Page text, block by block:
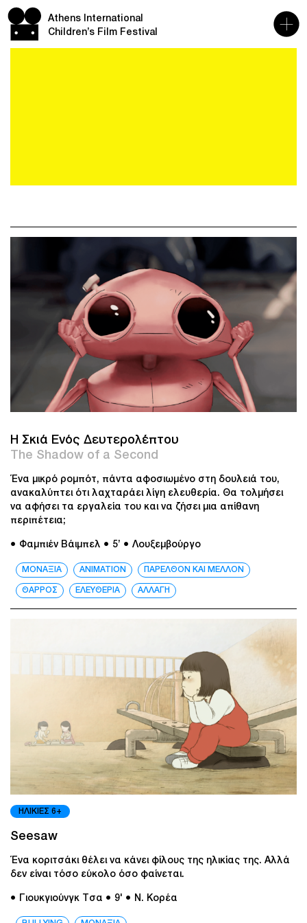
Athens International
Children’s Film Festival
Η Σκιά Ενός Δευτερολέπτου
The Shadow of a Second
Ένα μικρό ρομπότ, πάντα αφοσιωμένο στη δουλειά του,
ανακαλύπτει ότι λαχταράει λίγη ελευθερία. Θα τολμήσει
να αφήσει τα εργαλεία του και να ζήσει μια απίθανη
περιπέτεια;
● Φαμπιέν Βάιμπελ ● 5’ ● Λουξεμβούργο
ΜΟΝΑΞΙΑ ANIMATION ΠΑΡΕΛΘΟΝ ΚΑΙ ΜΕΛΛΟΝ
ΘΑΡΡΟΣ ΕΛΕΥΘΕΡΙΑ ΑΛΛΑΓΗ
ΗΛΙΚΙΕΣ 6+
Seesaw
Ένα κοριτσάκι θέλει να κάνει φίλους της ηλικίας της. Αλλά
δεν είναι τόσο εύκολο όσο φαίνεται.
● Γιουκγιούνγκ Τσα ● 9' ● Ν. Κορέα